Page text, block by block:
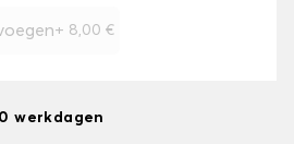
+ 8,00 €
werkdagen